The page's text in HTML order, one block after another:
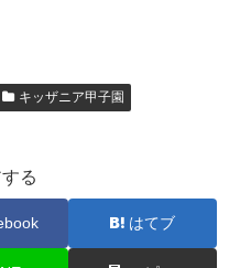
キッザニア甲子園
る
はてブ